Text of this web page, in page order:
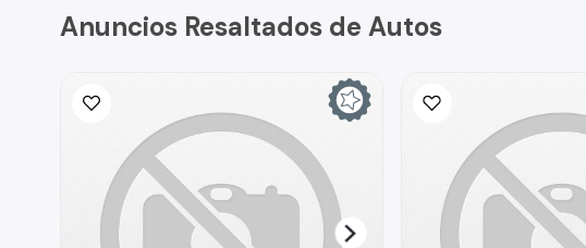
Anuncios Resaltados de Autos